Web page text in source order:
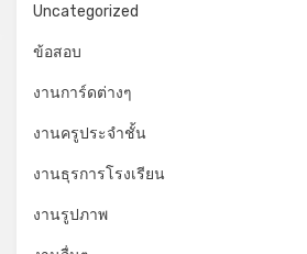
Uncategorized
ข้อสอบ
งานการ์ดต่างๆ
งานครูประจำชั้น
งานธุรการโรงเรียน
งานรูปภาพ